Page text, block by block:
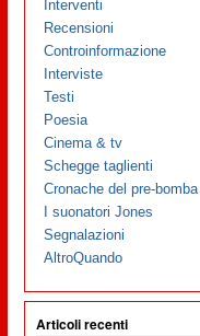
Interventi
Recensioni
Controinformazione
Interviste
Testi
Poesia
Cinema & tv
Schegge taglienti
Cronache del pre-bomba
I suonatori Jones
Segnalazioni
AltroQuando
Articoli recenti